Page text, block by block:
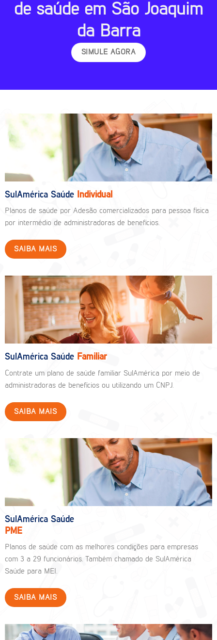
de saúde em São Joaquim
da Barra
SIMULE AGORA
SulAmérica Saúde Individual
Planos de saúde por Adesão comercializados para pessoa física
por intermédio de administradoras de benefícios.
SAIBA MAIS
SulAmérica Saúde Familiar
Contrate um plano de saúde familiar SulAmérica por meio de
administradoras de benefícios ou utilizando um CNPJ.
SAIBA MAIS
SulAmérica Saúde
PME
Planos de saúde com as melhores condições para empresas
com 3 a 29 funcionários. Também chamado de SulAmérica
Saúde para MEI.
SAIBA MAIS